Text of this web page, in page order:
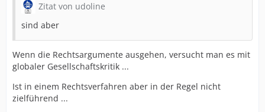
Zitat von udoline
sind aber
Wenn die Rechtsargumente ausgehen, versucht man es mit
globaler Gesellschaftskritik ...
Ist in einem Rechtsverfahren aber in der Regel nicht
zielführend ...